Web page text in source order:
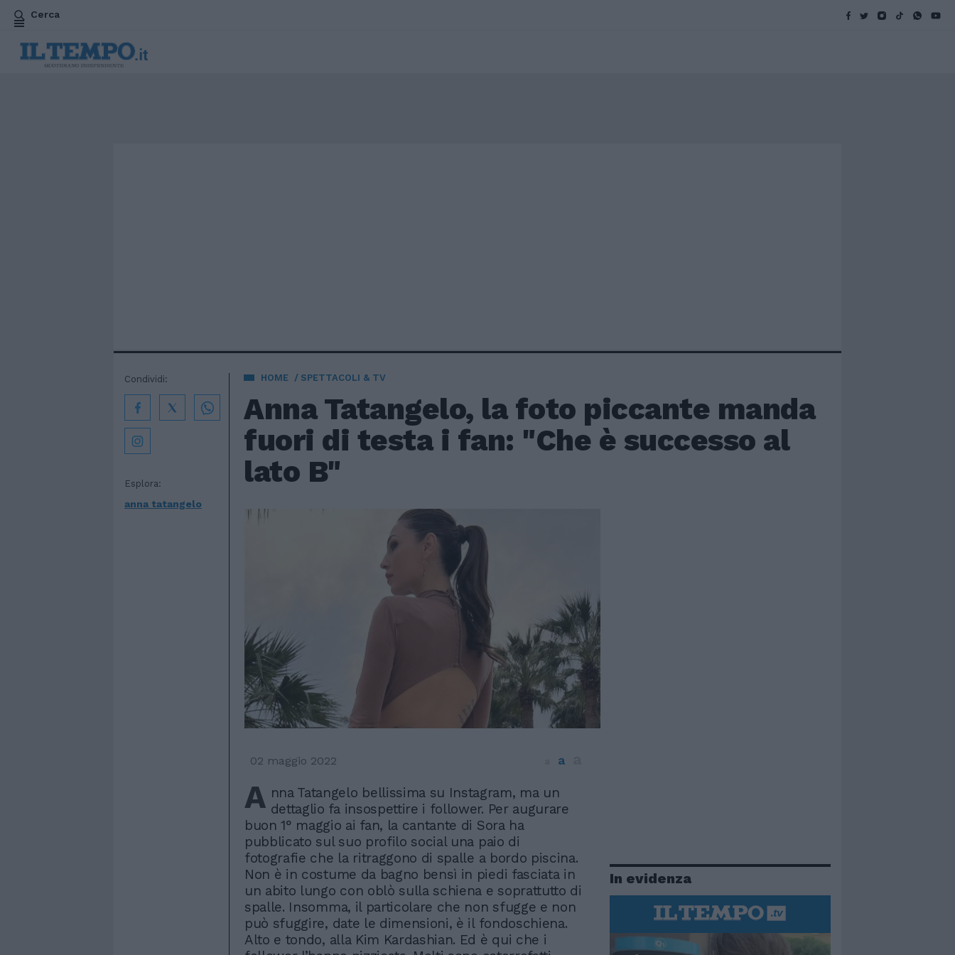
Cerca
HOME SPETTACOLI & TV
Anna Tatangelo, la foto piccante manda
fuori di testa i fan: "Che è successo al
lato B"
Esplora:
anna tatangelo
Condividi:
02 maggio 2022 a
A nna Tatangelo bellissima su Instagram, ma un
dettaglio fa insospettire i follower. Per augurare
buon 1° maggio ai fan, la cantante di Sora ha
pubblicato sul suo profilo social una paio di
fotografie che la ritraggono di spalle a bordo piscina.
Non è in costume da bagno bensì in piedi fasciata in
un abito lungo con oblò sulla schiena e soprattutto di
spalle. Insomma, il particolare che non sfugge e non
può sfuggire, date le dimensioni, è il fondoschiena.
Alto e tondo, alla Kim Kardashian. Ed è qui che i
In evidenza